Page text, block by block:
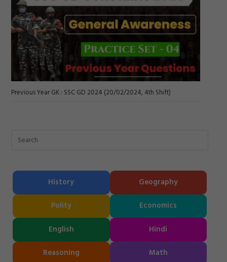
Previous Year GK : SSC GD 2024 (20/02/2024, 4th Shift)
History Geography
Polity Economics
English Hindi
Reasoning Math